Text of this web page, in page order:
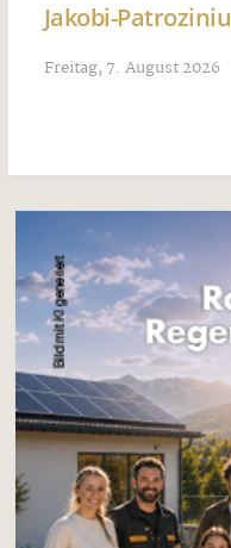
Jakobi-
Freitag, 7. August 2026